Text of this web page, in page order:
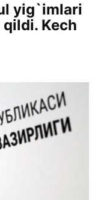
yig`imlari
Kech